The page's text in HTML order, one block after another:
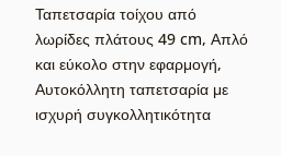
Ταπετσαρία τοίχου από
λωρίδες πλάτους 49 cm, Απλό
και εύκολο στην εφαρμογή,
Αυτοκόλλητη ταπετσαρία με
ισχυρή συγκολλητικότητα